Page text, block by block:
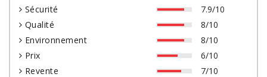
Sécurité
7.9/10
Qualité
8/10
Environnement
8/10
Prix
6/10
Revente
7/10